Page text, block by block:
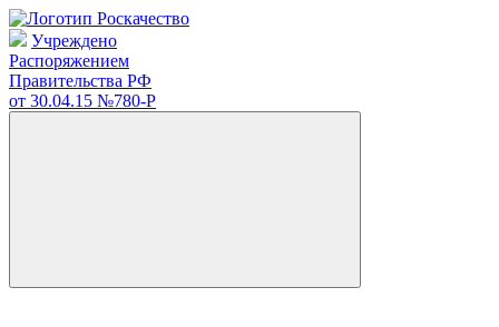
Учреждено
Распоряжением
Правительства РФ
от 30.04.15 №780-Р